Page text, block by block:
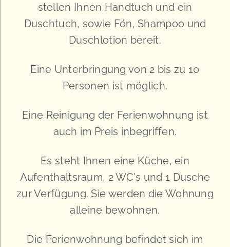
stellen Ihnen Handtuch und ein
Duschtuch, sowie Fön, Shampoo und
Duschlotion bereit.
Eine Unterbringung von 2 bis zu 10
Personen ist möglich.
Eine Reinigung der Ferienwohnung ist
auch im Preis inbegriffen.
Es steht Ihnen eine Küche, ein
Aufenthaltsraum, 2 WC's und 1 Dusche
zur Verfügung. Sie werden die Wohnung
alleine bewohnen.
Die Ferienwohnung befindet sich im